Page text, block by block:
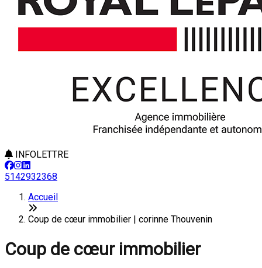
INFOLETTRE
5142932368
Accueil
Coup de cœur immobilier | corinne Thouvenin
Coup de cœur immobilier